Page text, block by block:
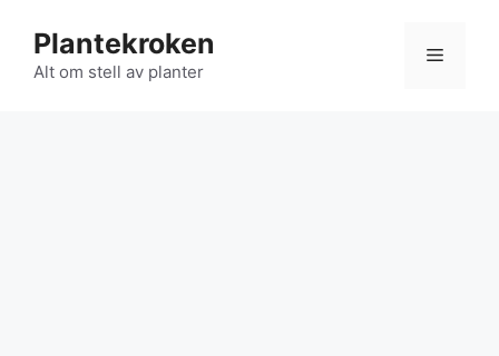
innhold
Plantekroken
Alt om stell av planter
Meny